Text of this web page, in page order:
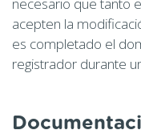
acepten la
es completado el
registrador durante